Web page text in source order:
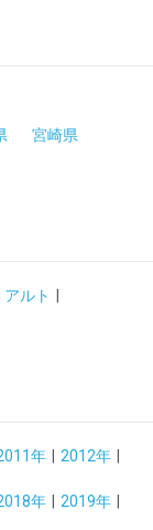
宮崎県
アルト
年 2012年
年 2019年